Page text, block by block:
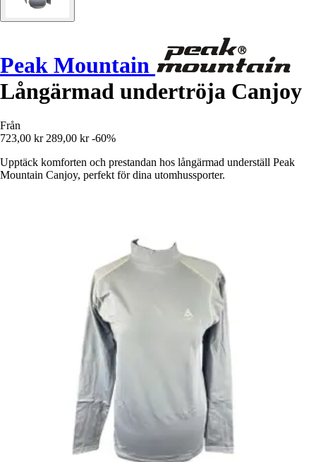
Peak Mountain
Långärmad undertröja Canjoy
Från
723,00 kr 289,00 kr -60%
Upptäck komforten och prestandan hos långärmad underställ Peak
Mountain Canjoy, perfekt för dina utomhussporter.